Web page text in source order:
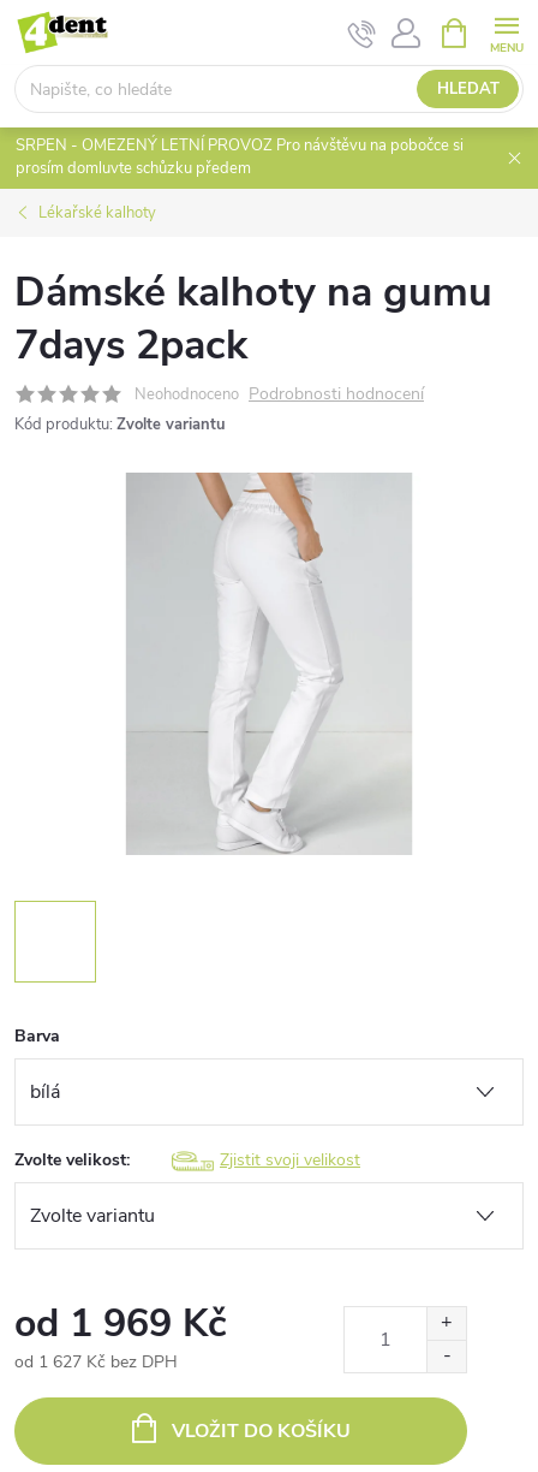
Přejít
obsah
HLEDAT
NÁKUPNÍ
KOŠÍK
SRPEN - OMEZENÝ LETNÍ PROVOZ Pro návštěvu na pobočce si
prosím domluvte schůzku předem
Lékařské kalhoty
Dámské kalhoty na gumu
7days 2pack
Neohodnoceno Podrobnosti hodnocení
Kód produktu: Zvolte variantu
Barva
Zvolte velikost: Zjistit svoji velikost
od 1 969 Kč
od 1 627 Kč bez DPH
cena:
VLOŽIT DO KOŠÍKU